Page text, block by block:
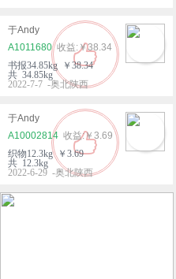
于Andy
A1011680
￥38.34
书报34.85kg ￥38.34
共 34.85kg
2022-7-7 -奥北陕西
于Andy
A10002814
￥3.69
织物12.3kg ￥3.69
共 12.3kg
2022-6-29 -奥北陕西